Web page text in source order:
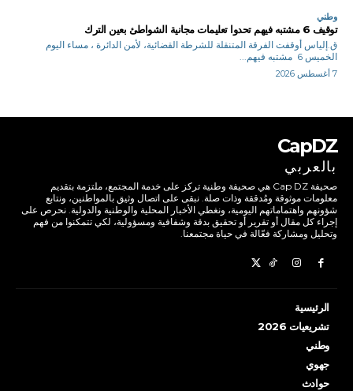
وطني
توقيف 6 مشتبه فيهم تحدوا تعليمات مجانية الشواطئ بعين الترك
ق.إلياس أوقفت الفرقة المتنقلة للشرطة القضائية، لأمن الدائرة ، مساء اليوم
الخميس 6 مشتبه فيهم...
7 أغسطس 2026
CapDZ
بالعربي
صحيفة Cap DZ هي صحيفة وطنية تركز على خدمة المجتمع، ملتزمة بتقديم
معلومات موثوقة ومُدققة وذات صلة. نبقى على اتصال وثيق بالمواطنين، ونتابع
شؤونهم واهتماماتهم اليومية، ونغطي الأخبار المحلية والوطنية والدولية. نحرص على
إجراء كل مقال أو تقرير أو تحقيق بدقة وشفافية ومسؤولية، لكي تتمكنوا من فهم
وتحليل ومشاركة فعّالة في حياة مجتمعنا.
الرئيسية
تشريعيات 2026
وطني
جهوي
حوادث